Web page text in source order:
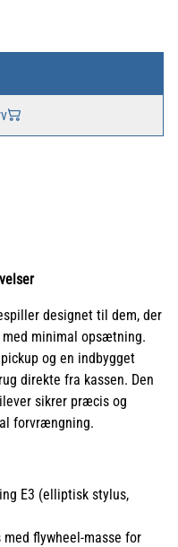
designet til dem, der
minimal opsætning.
og en indbygget
direkte fra kassen. Den
sikrer præcis og
forvrængning.
E3 (elliptisk stylus,
med flywheel-masse for